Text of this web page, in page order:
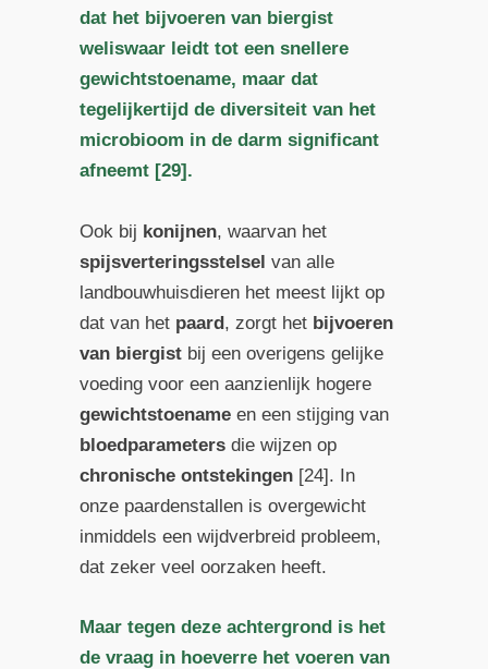
dat het bijvoeren van biergist
weliswaar leidt tot een snellere
gewichtstoename, maar dat
tegelijkertijd de diversiteit van het
microbioom in de darm significant
afneemt [29].
Ook bij konijnen, waarvan het
spijsverteringsstelsel van alle
landbouwhuisdieren het meest lijkt op
dat van het paard, zorgt het bijvoeren
van biergistbij een overigens gelijke
voeding voor een aanzienlijk hogere
gewichtstoenameen een stijging van
bloedparametersdie wijzen op
chronische ontstekingen[24]. In
onze paardenstallen is overgewicht
inmiddels een wijdverbreid probleem,
dat zeker veel oorzaken heeft.
Maar tegen deze achtergrond is het
de vraag in hoeverre het voeren van